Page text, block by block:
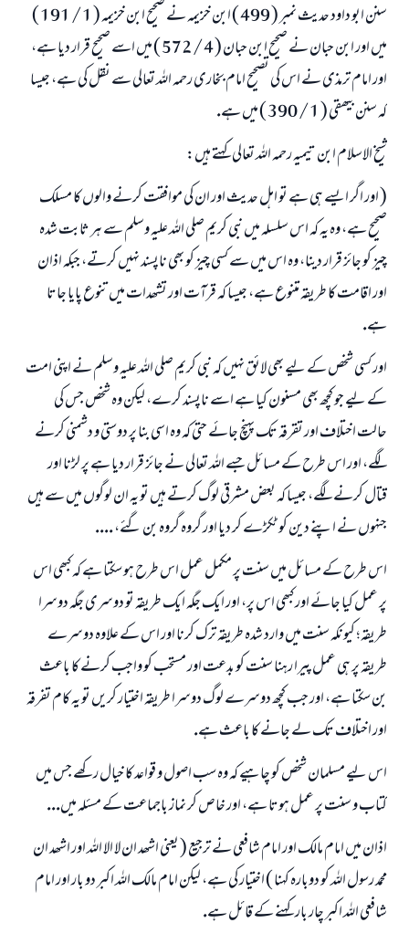
سنن ابو داود حديث نمبر ( 499 ) ابن خزيمہ نے صحيح ابن خزيمہ ( 1 / 191 )
ميں اور ابن حبان نے صحيح ابن حبان ( 4 / 572 ) ميں اسے صحيح قرار ديا ہے،
اور امام ترمذى نے اس كى تصحيح امام بخارى رحمہ اللہ تعالى سے نقل كى ہے، جيسا
كہ سنن بيھقى ( 1 / 390 ) ميں ہے.
شيخ الاسلام ابن تيميہ رحمہ اللہ تعالى كہتے ہيں:
( اور اگر ايسے ہى ہے تو اہل حديث اور ان كى موافقت كرنے والوں كا مسلك
صحيح ہے، وہ يہ كہ اس سلسلہ ميں نبى كريم صلى اللہ عليہ وسلم سے ہر ثابت شدہ
چيز كو جائز قرار دينا، وہ اس ميں سے كسى چيز كو بھى ناپسند نہيں كرتے، جبكہ اذان
اور اقامت كا طريقہ متنوع ہے، جيسا كہ قرآت اور تشھدات ميں تنوع پايا جاتا
ہے.
اور كسى شخص كے ليے بھى لائق نہيں كہ نبى كريم صلى اللہ عليہ وسلم نے اپنى امت
كے ليے جو كچھ بھى مسنون كيا ہے اسے ناپسند كرے، ليكن وہ شخص جس كى
حالت اختلاف اور تقرقہ تك پہنچ جائے حتى كہ وہ اسى بنا پر دوستى و دشمنى كرنے
لگے، اور اس طرح كے مسائل جسے اللہ تعالى نے جائز قرار ديا ہے پر لڑنا اور
قتال كرنے لگے، جيسا كہ بعض مشرقى لوگ كرتے ہيں تو يہ ان لوگوں ميں سے ہيں
جنہوں نے اپنے دين كو ٹكڑے كر ديا اور گروہ گروہ بن گئے، ....
اس طرح كے مسائل ميں سنت پر مكمل عمل اس طرح ہو سكتا ہے كہ كبھى اس
پر عمل كيا جائے اور كبھى اس پر، اور ايك جگہ ايك طريقہ تو دوسرى جگہ دوسرا
طريقہ؛ كيونكہ سنت ميں وارد شدہ طريقہ ترك كرنا اور اس كے علاوہ دوسرے
طريقہ پر ہى عمل پيرا رہنا سنت كو بدعت اور مستحب كو واجب كرنے كا باعث
بن سكتا ہے، اور جب كچھ دوسرے لوگ دوسرا طريقہ اختيار كريں تو يہ كام تفرقہ
اور اختلاف تك لے جانے كا باعث ہے.
اس ليے مسلمان شخص كو چاہيے كہ وہ سب اصول و قواعد كا خيال ركھے جس ميں
كتاب و سنت پر عمل ہوتا ہے، اور خاص كر نماز باجماعت كے مسئلہ ميں...
اذان ميں امام مالك اور امام شافعى نے ترجيع ( يعنى اشھد ان لا الا اللہ اور اشھد ان
محمد رسول اللہ كو دوبارہ كہنا ) اختيار كى ہے، ليكن امام مالك اللہ اكبر دو بار اور امام
شافعى اللہ اكبر چار بار كہنے كے قائل ہے.